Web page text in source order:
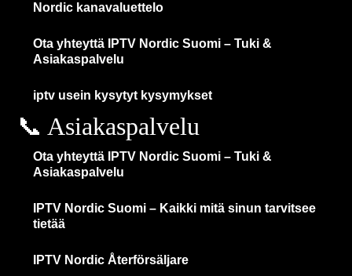
Nordic kanavaluettelo
Ota yhteyttä IPTV Nordic Suomi – Tuki &
Asiakaspalvelu
iptv usein kysytyt kysymykset
📞 Asiakaspalvelu
Ota yhteyttä IPTV Nordic Suomi – Tuki &
Asiakaspalvelu
IPTV Nordic Suomi – Kaikki mitä sinun tarvitsee
tietää
IPTV Nordic Återförsäljare